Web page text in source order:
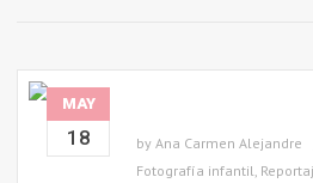
MAY
18 by Ana Carmen Alejandre
Fotografía infantil,